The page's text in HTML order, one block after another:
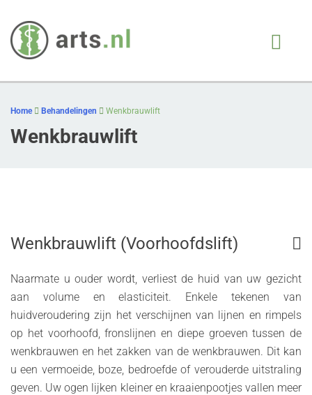
behandeling, op juiste
moment
Home Behandelingen Wenkbrauwlift
Wenkbrauwlift
Wenkbrauwlift (Voorhoofdslift)
Naarmate u ouder wordt, verliest de huid van uw gezicht
aan volume en elasticiteit. Enkele tekenen van
huidveroudering zijn het verschijnen van lijnen en rimpels
op het voorhoofd, fronslijnen en diepe groeven tussen de
wenkbrauwen en het zakken van de wenkbrauwen. Dit kan
u een vermoeide, boze, bedroefde of verouderde uitstraling
geven. Uw ogen lijken kleiner en kraaienpootjes vallen meer